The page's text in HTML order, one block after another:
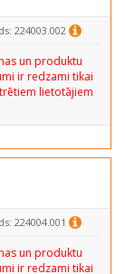
224003.002
un produktu
ir redzami tikai
lietotājiem
224004.001
un produktu
ir redzami tikai